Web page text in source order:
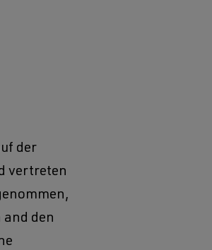
der
vertreten
den